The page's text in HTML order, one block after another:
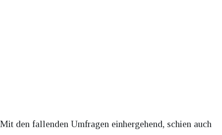
Mit den fallenden Umfragen einhergehend, schien auch